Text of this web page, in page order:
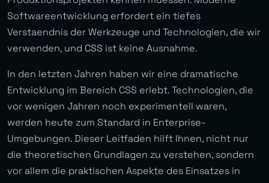
Softwareentwicklung erfordert ein tiefes
Verstaendnis der Werkzeuge und Technologien, die wir
verwenden, und CSS ist keine Ausnahme.
In den letzten Jahren haben wir eine dramatische
Entwicklung im Bereich CSS erlebt. Technologien, die
vor wenigen Jahren noch experimentell waren,
werden heute zum Standard in Enterprise-
Umgebungen. Dieser Leitfaden hilft Ihnen, nicht nur
die theoretischen Grundlagen zu verstehen, sondern
vor allem die praktischen Aspekte des Einsatzes in